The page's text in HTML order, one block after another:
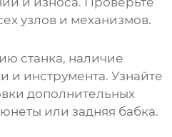
узлов и механизмов.
станка, наличие
и инструмента. Узнайте
дополнительных
или задняя бабка.